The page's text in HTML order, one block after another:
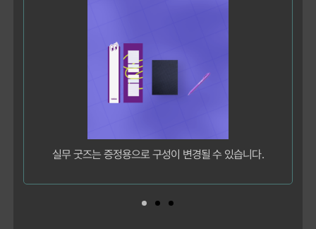
교안은 과정별 1강에서 다운로드할 수 있습니다.